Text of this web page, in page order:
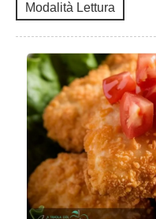
Modalità Lettura